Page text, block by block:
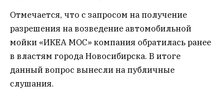
Отмечается, что с запросом на получение
разрешения на возведение автомобильной
мойки «ИКЕА МОС» компания обратилась ранее
в властям города Новосибирска. В итоге
данный вопрос вынесли на публичные
слушания.